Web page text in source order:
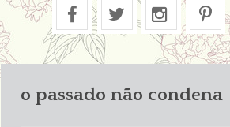
o passado não condena